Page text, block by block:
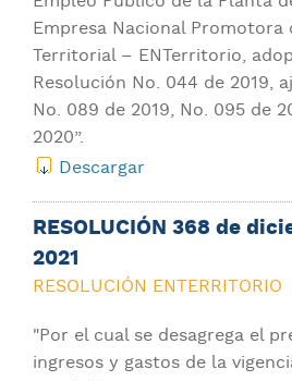
Empresa Nacional Promotora
Territorial – ENTerritorio,
Resolución No. 044 de 2019,
No. 089 de 2019, No. 095 de
2020”.
Descargar
RESOLUCIÓN 368 de
2021
RESOLUCIÓN ENTERRITORIO
"Por el cual se desagrega el
ingresos y gastos de la